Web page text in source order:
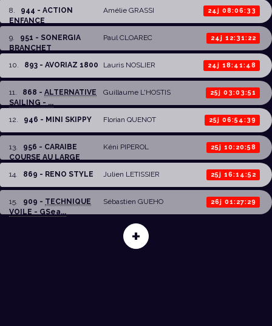
8. 944 - ACTION
ENFANCE
Amélie GRASSI 24j 08:06:33
9. 951 - SONERGIA
BRANCHET
Paul CLOAREC 24j 12:31:22
10. 893 - AVORIAZ 1800 Lauris NOSLIER 24j 18:41:48
11. 868 - ALTERNATIVE
SAILING - ...
Guillaume L'HOSTIS 25j 03:03:51
12. 946 - MINI SKIPPY Florian QUENOT 25j 06:54:39
13. 956 - CARAIBE
COURSE AU LARGE
Kéni PIPEROL 25j 10:20:58
14. 869 - RENO STYLE Julien LETISSIER 25j 16:14:52
15. 909 - TECHNIQUE
VOILE - GSea...
Sébastien GUEHO 26j 01:27:29
+